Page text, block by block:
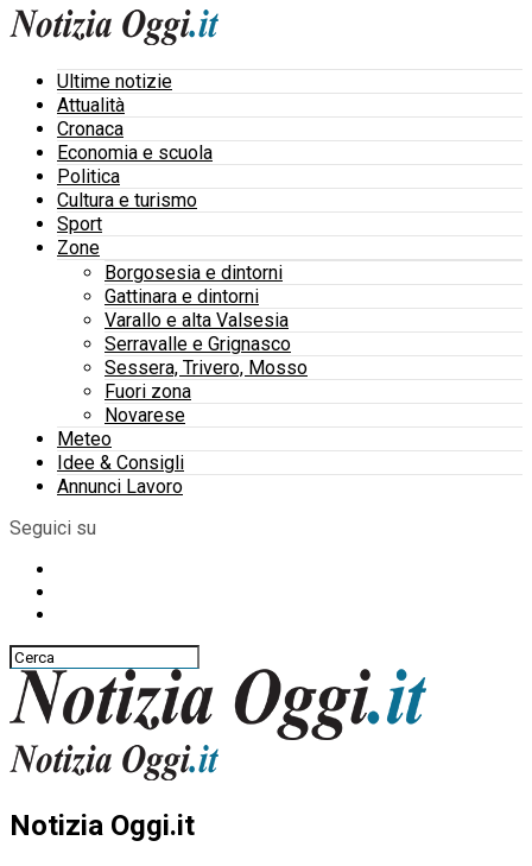
Ultime notizie
Attualità
Cronaca
Economia e scuola
Politica
Cultura e turismo
Sport
Zone
Borgosesia e dintorni
Gattinara e dintorni
Varallo e alta Valsesia
Serravalle e Grignasco
Sessera, Trivero, Mosso
Fuori zona
Novarese
Meteo
Idee & Consigli
Annunci Lavoro
Seguici su
Notizia Oggi.it